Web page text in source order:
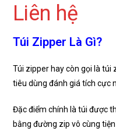
Liên hệ
Túi Zipper Là Gì?
Túi zipper hay còn gọi là
tiêu dùng đánh giá tích cực
Đặc điểm chính là túi được
bằng đường zip vô cùng tiện